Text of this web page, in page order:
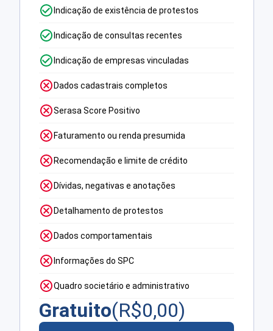
Indicação de existência de protestos
Indicação de consultas recentes
Indicação de empresas vinculadas
Dados cadastrais completos
Serasa Score Positivo
Faturamento ou renda presumida
Recomendação e limite de crédito
Dívidas, negativas e anotações
Detalhamento de protestos
Dados comportamentais
Informações do SPC
Quadro societário e administrativo
Gratuito(R$0,00)